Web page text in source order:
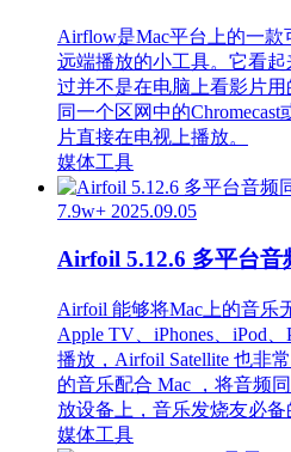
Airflow是Mac平台上的一款
远端播放的小工具。它看
过并不是在电脑上看影片
同一个区网中的
片直接在电视上播放。
媒体工具
7.9w+ 2025.09.05
Airfoil 5.12.6 多平台音
Airfoil 能够将Mac上的音乐
Apple TV、iPhones、iPod
播放，Airfoil Satellite 也非
的音乐配合 Mac ，将音频
放设备上，音乐发烧友必备
媒体工具